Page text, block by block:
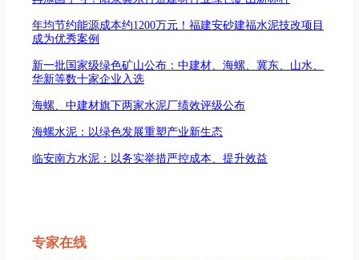
年均节约能源成本约1200万元！福建安砂建福水泥技改项目
成为优秀案例
新一批国家级绿色矿山公布：中建材、海螺、冀东、山水、
华新等数十家企业入选
海螺、中建材旗下两家水泥厂绩效评级公布
海螺水泥：以绿色发展重塑产业新生态
临安南方水泥：以务实举措严控成本、提升效益
专家在线